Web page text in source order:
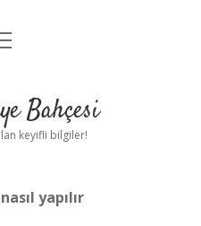
Bahçesi
keyifli bilgiler!
yapılır